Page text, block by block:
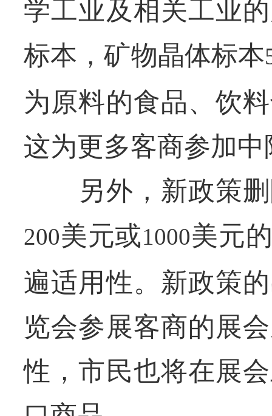
学工业及相关工业
标本，矿物晶体标本
为原料的食品、饮
这为更多客商参加
另外，新政策删
200美元或1000美元
遍适用性。新政策
览会参展客商的展
性，市民也将在展